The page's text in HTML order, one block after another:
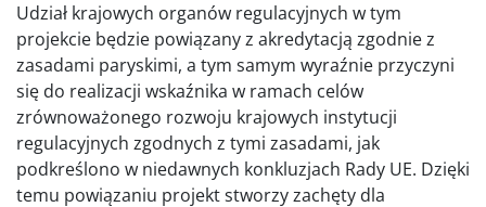
Udział krajowych organów regulacyjnych w tym
projekcie będzie powiązany z akredytacją zgodnie z
zasadami paryskimi, a tym samym wyraźnie przyczyni
się do realizacji wskaźnika w ramach celów
zrównoważonego rozwoju krajowych instytucji
regulacyjnych zgodnych z tymi zasadami, jak
podkreślono w niedawnych konkluzjach Rady UE. Dzięki
temu powiązaniu projekt stworzy zachęty dla